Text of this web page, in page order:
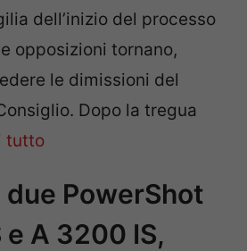
dell’inizio del processo
opposizioni tornano,
le dimissioni del
Dopo la tregua
tutto
due PowerShot
A 3200 IS,